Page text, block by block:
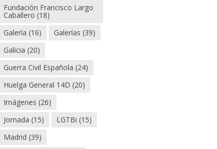
Fundación Francisco Largo
Caballero (18)
Galería (16) Galerías (39)
Galicia (20)
Guerra Civil Española (24)
Huelga General 14D (20)
Imágenes (26)
Jornada (15) LGTBi (15)
Madrid (39)